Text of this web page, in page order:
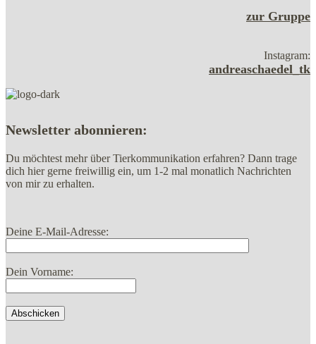
zur Gruppe
Instagram:
andreaschaedel_tk
Newsletter abonnieren:
Du möchtest mehr über Tierkommunikation erfahren? Dann trage
dich hier gerne freiwillig ein, um 1-2 mal monatlich Nachrichten
von mir zu erhalten.
Deine E-Mail-Adresse:
Dein Vorname: